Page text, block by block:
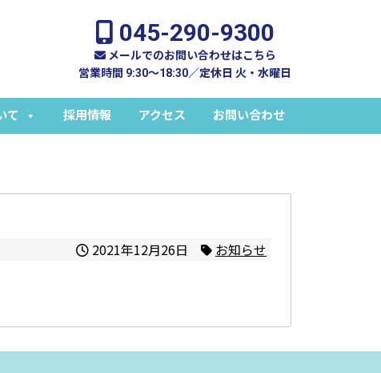
045-290-9300
メールでのお問い合わせはこちら
営業時間 9:30～18:30／定休日 火・水曜日
て 採用情報 アクセス お問い合わせ
2021年12月26日 お知らせ